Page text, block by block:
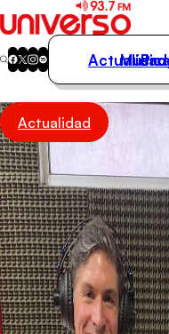
Actualidad
Música
Programas
Podcasts
Destacados
Actualidad
Actualidad